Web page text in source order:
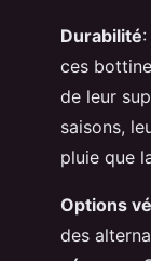
Durabilité
ces
de leur
saisons,
pluie que
Options
des